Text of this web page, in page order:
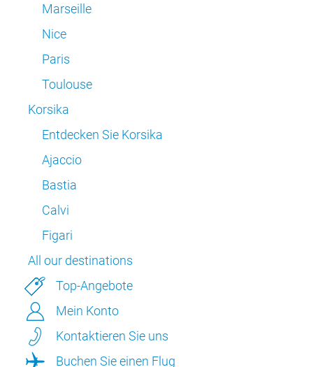
Marseille
Nice
Paris
Toulouse
Korsika
Entdecken Sie Korsika
Ajaccio
Bastia
Calvi
Figari
All our destinations
Top-Angebote
Mein Konto
Kontaktieren Sie uns
Buchen Sie einen Flug